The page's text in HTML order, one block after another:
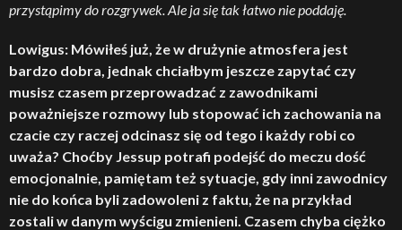
przystąpimy do rozgrywek. Ale ja się tak łatwo nie poddaję.
Lowigus: Mówiłeś już, że w drużynie atmosfera jest
bardzo dobra, jednak chciałbym jeszcze zapytać czy
musisz czasem przeprowadzać z zawodnikami
poważniejsze rozmowy lub stopować ich zachowania na
czacie czy raczej odcinasz się od tego i każdy robi co
uważa? Choćby Jessup potrafi podejść do meczu dość
emocjonalnie, pamiętam też sytuacje, gdy inni zawodnicy
nie do końca byli zadowoleni z faktu, że na przykład
zostali w danym wyścigu zmienieni. Czasem chyba ciężko